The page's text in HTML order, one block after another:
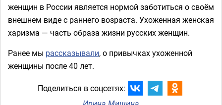
женщин в России является нормой заботиться о своём
внешнем виде с раннего возраста. Ухоженная женская
харизма — часть образа жизни русских женщин.
Ранее мы рассказывали, о привычках ухоженной
женщины после 40 лет.
Поделиться в соцсетях: